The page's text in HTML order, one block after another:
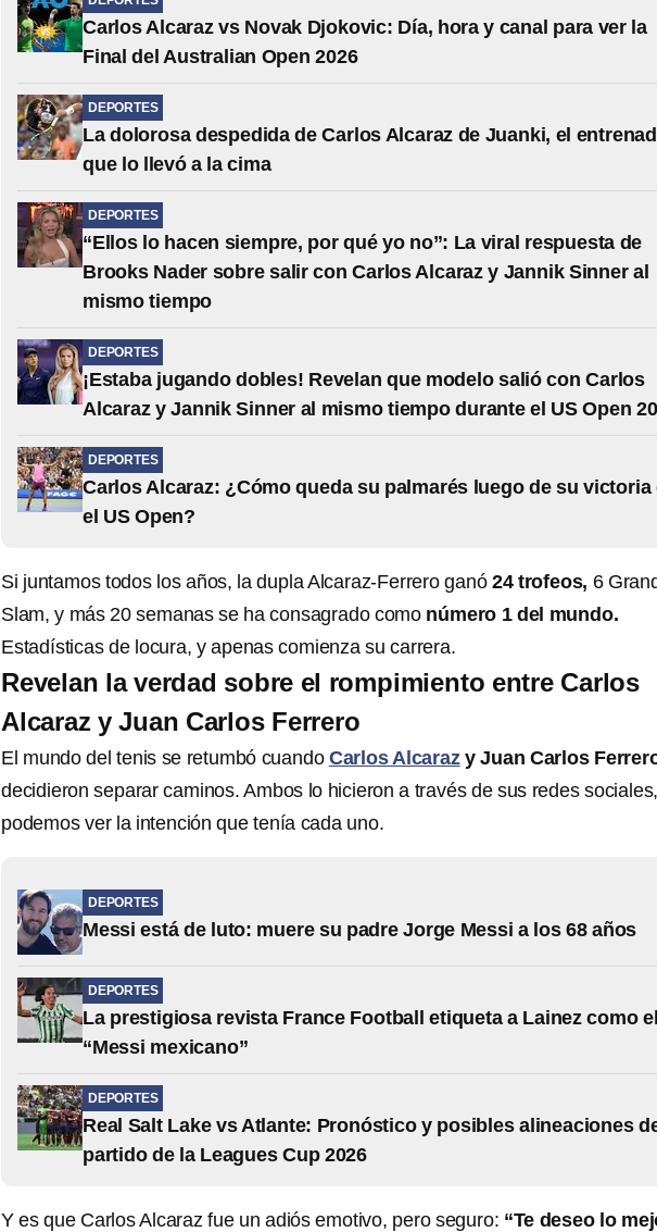
Carlos Alcaraz vs Novak Djokovic: Día, hora y canal para ver la
Final del Australian Open 2026
DEPORTES
La dolorosa despedida de Carlos Alcaraz de Juanki, el
que lo llevó a la cima
DEPORTES
“Ellos lo hacen siempre, por qué yo no”: La viral respuesta de
Brooks Nader sobre salir con Carlos Alcaraz y Jannik Sinner al
mismo tiempo
DEPORTES
¡Estaba jugando dobles! Revelan que modelo salió con Carlos
Alcaraz y Jannik Sinner al mismo tiempo durante el US Open
DEPORTES
Carlos Alcaraz: ¿Cómo queda su palmarés luego de su victoria
el US Open?
Si juntamos todos los años, la dupla Alcaraz-Ferrero ganó24 trofeos, 6
Slam, y más 20 semanas se ha consagrado como número 1 del mundo.
Estadísticas de locura, y apenas comienza su carrera.
Revelan la verdad sobre el rompimiento entre Carlos
Alcaraz y Juan Carlos Ferrero
El mundo del tenis se retumbó cuando Carlos Alcarazy Juan Carlos
decidieron separar caminos. Ambos lo hicieron a través de sus redes
podemos ver la intención que tenía cada uno.
DEPORTES
Messi está de luto: muere su padre Jorge Messi a los 68 años
DEPORTES
La prestigiosa revista France Football etiqueta a Lainez como el
“Messi mexicano”
DEPORTES
Real Salt Lake vs Atlante: Pronóstico y posibles alineaciones
partido de la Leagues Cup 2026
Y es que Carlos Alcaraz fue un adiós emotivo, pero seguro: “Te deseo lo